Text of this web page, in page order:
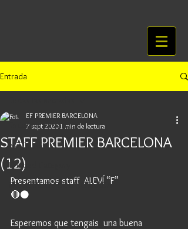
Entrada
Todas las entradas
NOTICIAS
Untitled Category
RESULTADOS DE LA JORNADA
STAFF PREMIER BARCELONA
(12)
EF PREMIER BARCELONA
7 sept 20201 min de lectura
Presentamos staff  ALEVÍ “F”
🔴⚫️
Esperemos que tengais  una buena